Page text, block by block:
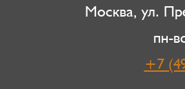
Москва, ул.
пн-
+7